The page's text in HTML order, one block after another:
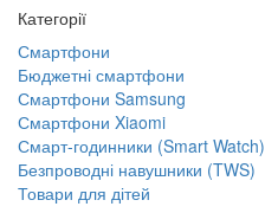
Категорії
Смартфони
Бюджетні смартфони
Смартфони Samsung
Смартфони Xiaomi
Смарт-годинники (Smart Watch)
Безпроводні навушники (TWS)
Товари для дітей